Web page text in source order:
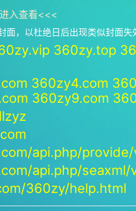
入查看<<<
，以杜绝日后出现类似封面失
360zy.top
360zy4.com
360zy9.com
api.php/provide/
api.php/seaxml/
360zy/help.html